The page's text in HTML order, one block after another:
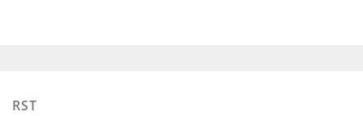
múltiples
RST